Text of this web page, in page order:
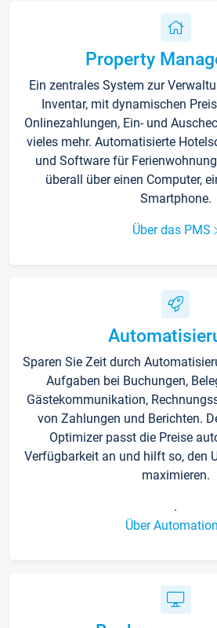
Property
Ein zentrales System zur
Inventar, mit dynamischen
Onlinezahlungen, Ein- und
vieles mehr. Automatisierte
und Software für
überall über einen Computer,
Smartphone.
Über das PMS
Sparen Sie Zeit durch
Aufgaben bei Buchungen,
Gästekommunikation,
von Zahlungen und Berichten.
Optimizer passt die Preise
Verfügbarkeit an und hilft so, den
maximieren.
.
Über Automation